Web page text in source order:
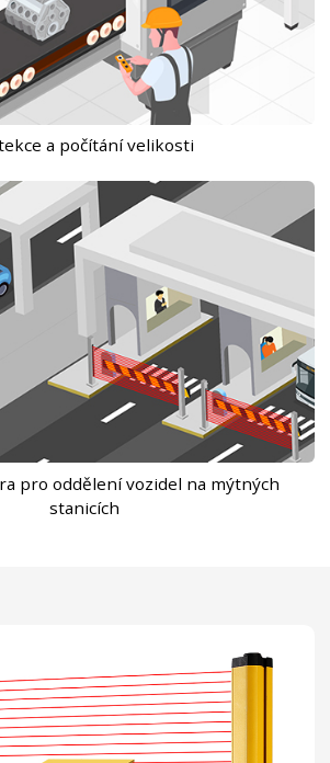
a počítání velikosti
pro oddělení vozidel na mýtných
stanicích